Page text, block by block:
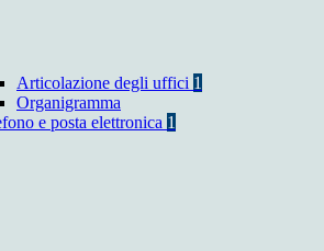
Articolazione degli uffici 1
Organigramma
e posta elettronica 1